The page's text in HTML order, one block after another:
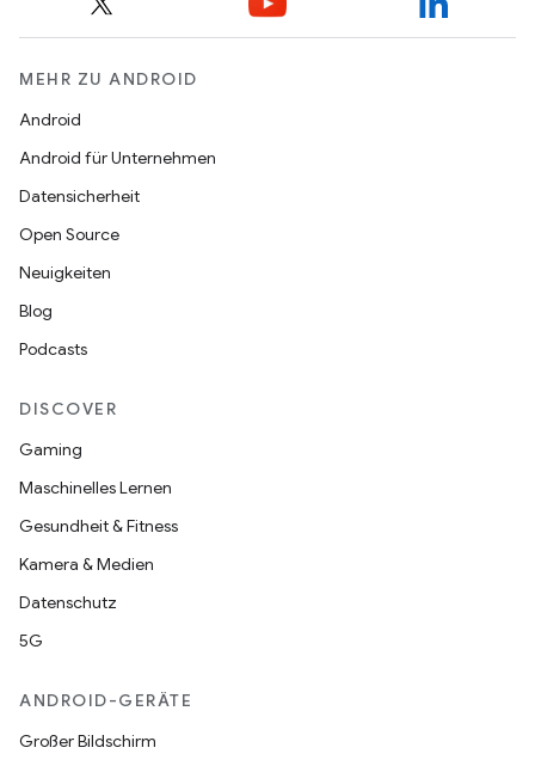
MEHR ZU ANDROID
Android
Android für Unternehmen
Datensicherheit
Open Source
Neuigkeiten
Blog
Podcasts
DISCOVER
Gaming
Maschinelles Lernen
Gesundheit & Fitness
Kamera & Medien
Datenschutz
5G
ANDROID-GERÄTE
Großer Bildschirm